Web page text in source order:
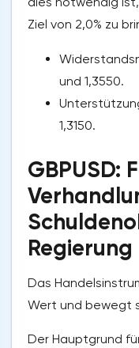
Ziel von 2,0% zu
und 1,3550.
1,3150.
GBPUSD:
Regierung
Das
Wert und bewegt
Der Hauptgrund